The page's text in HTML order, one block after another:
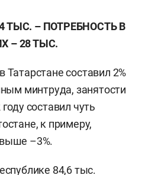
ТЫС. – ПОТРЕБНОСТЬ В
– 28 ТЫС.
составил 2%
минтруда, занятости
составил чуть
к примеру,
–3%.
84,6 тыс.